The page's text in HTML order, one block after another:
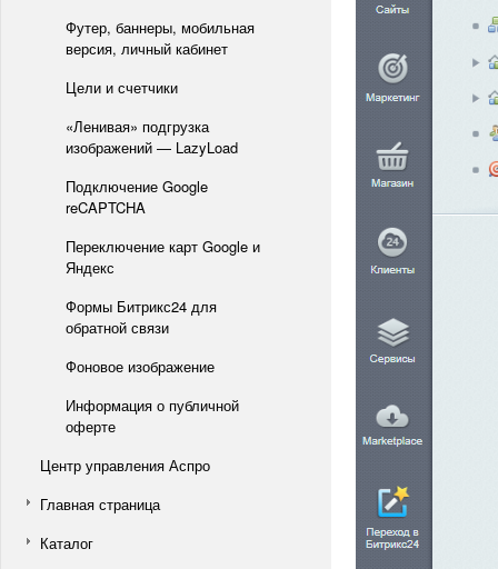
Футер, баннеры, мобильная
версия, личный кабинет
Цели и счетчики
«Ленивая» подгрузка
изображений — LazyLoad
Подключение Google
reCAPTCHA
Переключение карт Google и
Яндекс
Формы Битрикс24 для
обратной связи
Фоновое изображение
Информация о публичной
оферте
Центр управления Аспро
Главная страница
Каталог